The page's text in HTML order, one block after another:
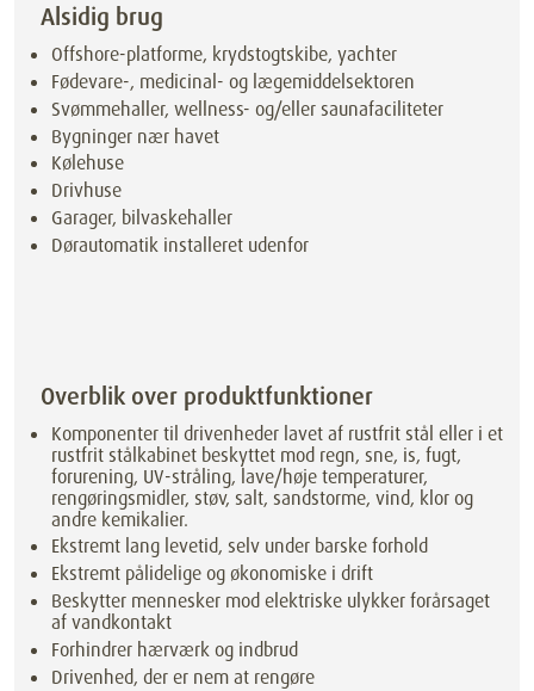
Alsidig brug
Offshore-platforme, krydstogtskibe, yachter
Fødevare-, medicinal- og lægemiddelsektoren
Svømmehaller, wellness- og/eller saunafaciliteter
Bygninger nær havet
Kølehuse
Drivhuse
Garager, bilvaskehaller
Dørautomatik installeret udenfor
Overblik over produktfunktioner
Komponenter til drivenheder lavet af rustfrit stål eller i et
rustfrit stålkabinet beskyttet mod regn, sne, is, fugt,
forurening, UV-stråling, lave/høje temperaturer,
rengøringsmidler, støv, salt, sandstorme, vind, klor og
andre kemikalier.
Ekstremt lang levetid, selv under barske forhold
Ekstremt pålidelige og økonomiske i drift
Beskytter mennesker mod elektriske ulykker forårsaget
af vandkontakt
Forhindrer hærværk og indbrud
Drivenhed, der er nem at rengøre